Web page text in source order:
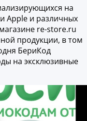
на
Apple и различных
re-store.ru
продукции, в том
БериКод
на эксклюзивные